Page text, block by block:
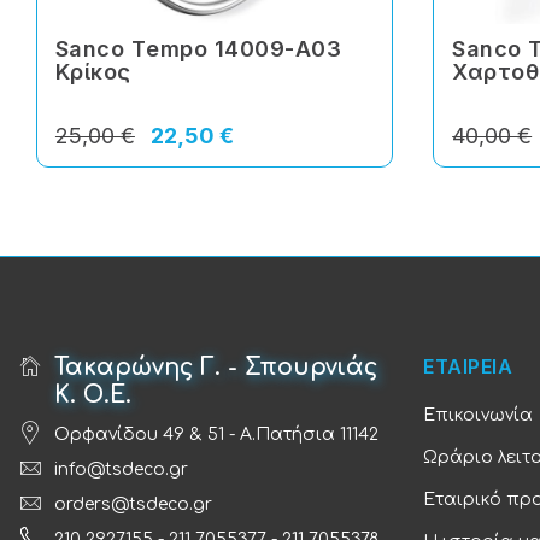
Sanco Τempo 14009-Α03
Κρίκος
22,50 €
25,00 €
Sanco
40,00 €
Τακαρώνης Γ. - Σπουρνιάς
Κ. Ο.Ε.
Ορφανίδου 49 & 51 - Α.Πατήσια 11142
info@tsdeco.gr
orders@tsdeco.gr
ΕΤΑΙΡΕΙΑ
Επικοινωνία
Ωράριο
Εταιρικό